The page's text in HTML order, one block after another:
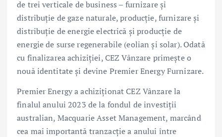
de trei verticale de business – furnizare și
distribuție de gaze naturale, producție, furnizare și
distribuție de energie electrică și producție de
energie de surse regenerabile (eolian și solar). Odată
cu finalizarea achiziției, CEZ Vânzare primește o
nouă identitate și devine Premier Energy Furnizare.
Premier Energy a achiziționat CEZ Vânzare la
finalul anului 2023 de la fondul de investiții
australian, Macquarie Asset Management, marcând
cea mai importantă tranzacție a anului între